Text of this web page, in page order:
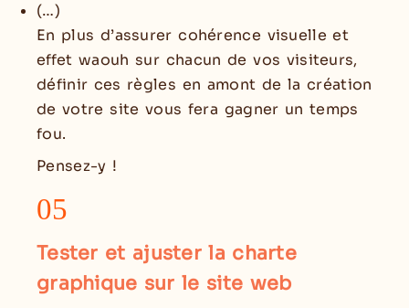
(…)
En plus d’assurer cohérence visuelle et
effet waouh sur chacun de vos visiteurs,
définir ces règles en amont de la création
de votre site vous fera gagner un temps
fou.
Pensez-y !
05
Tester et ajuster la charte
graphique sur le site web